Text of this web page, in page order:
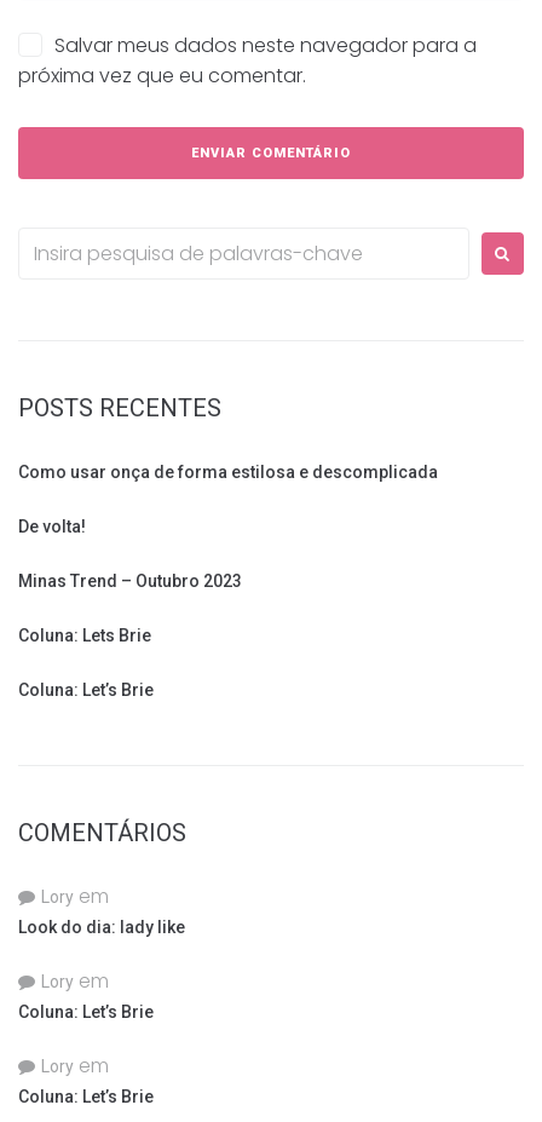
Salvar meus dados neste navegador para a
próxima vez que eu comentar.
Procurar:
POSTS RECENTES
Como usar onça de forma estilosa e descomplicada
De volta!
Minas Trend – Outubro 2023
Coluna: Lets Brie
Coluna: Let’s Brie
COMENTÁRIOS
Lory em
Look do dia: lady like
Lory em
Coluna: Let’s Brie
Lory em
Coluna: Let’s Brie